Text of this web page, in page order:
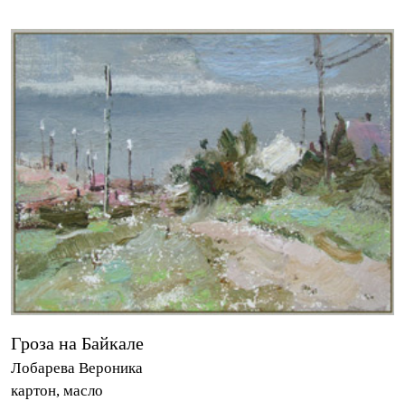
Гроза на Байкале
Лобарева Вероника
картон, масло